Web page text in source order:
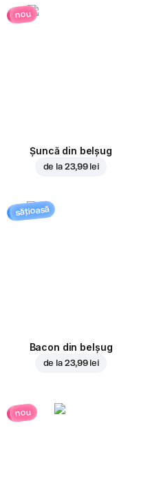
nou
Șuncă din belșug
de la 23,99 lei
sățioasă
Bacon din belșug
de la 23,99 lei
nou